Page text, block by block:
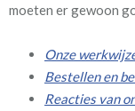
moeten er gewoon
Onze
Bestellen en
Reacties van